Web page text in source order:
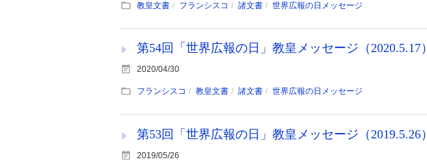
教皇文書 フランシスコ 諸文書 世界広報の日メッセージ
第54回「世界広報の日」教皇メッセージ（2020.5.17）
2020/04/30
フランシスコ 教皇文書 諸文書 世界広報の日メッセージ
第53回「世界広報の日」教皇メッセージ（2019.5.26）
2019/05/26